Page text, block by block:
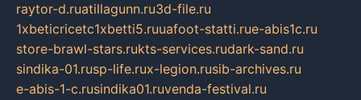
raytor-d.ruatillagunn.ru3d-file.ru
1xbeticricetc1xbetti5.ruuafoot-statti.rue-abis1c.ru
store-brawl-stars.rukts-services.rudark-sand.ru
sindika-01.rusp-life.rux-legion.rusib-archives.ru
e-abis-1-c.rusindika01.ruvenda-festival.ru